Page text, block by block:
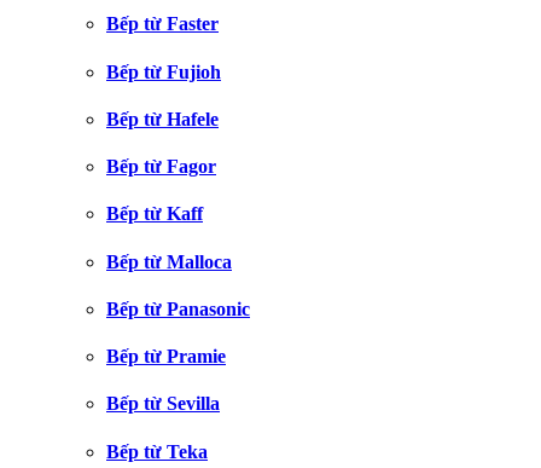
Bếp từ Faster
Bếp từ Fujioh
Bếp từ Hafele
Bếp từ Fagor
Bếp từ Kaff
Bếp từ Malloca
Bếp từ Panasonic
Bếp từ Pramie
Bếp từ Sevilla
Bếp từ Teka